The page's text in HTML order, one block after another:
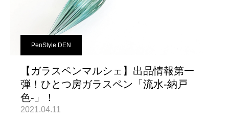
PenStyle DEN
【ガラスペンマルシェ】出品情報第一
弾！ひとつ房ガラスペン「流水-納戸
色-」！
2021.04.11